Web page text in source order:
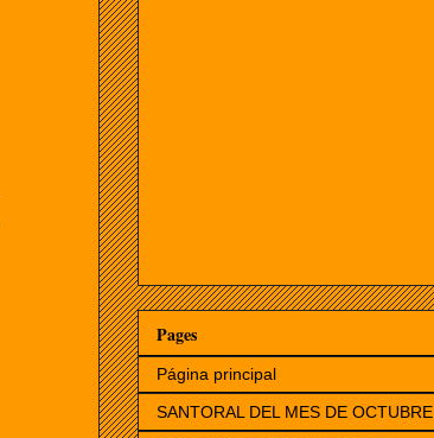
Pages
Página principal
SANTORAL DEL MES DE OCTUBRE